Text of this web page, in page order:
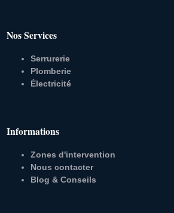
Nos Services
Serrurerie
Plomberie
Électricité
Informations
Zones d'intervention
Nous contacter
Blog & Conseils